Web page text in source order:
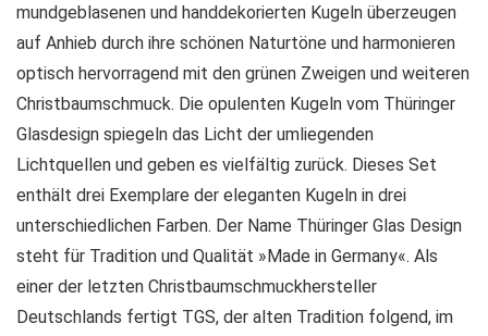
mundgeblasenen und handdekorierten Kugeln überzeugen
auf Anhieb durch ihre schönen Naturtöne und harmonieren
optisch hervorragend mit den grünen Zweigen und weiteren
Christbaumschmuck. Die opulenten Kugeln vom Thüringer
Glasdesign spiegeln das Licht der umliegenden
Lichtquellen und geben es vielfältig zurück. Dieses Set
enthält drei Exemplare der eleganten Kugeln in drei
unterschiedlichen Farben. Der Name Thüringer Glas Design
steht für Tradition und Qualität »Made in Germany«. Als
einer der letzten Christbaumschmuckhersteller
Deutschlands fertigt TGS, der alten Tradition folgend, im